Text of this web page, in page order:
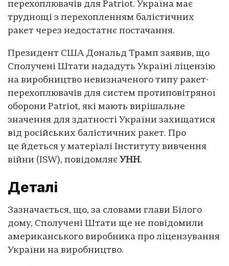
перехоплювачів для Patriot. Україна має
труднощі з перехопленням балістичних
ракет через недостатнє постачання.
Президент США Дональд Трамп заявив, що
Сполучені Штати нададуть Україні ліцензію
на виробництво невизначеного типу ракет-
перехоплювачів для систем протиповітряної
оборони Patriot, які мають вирішальне
значення для здатності України захищатися
від російських балістичних ракет. Про
це йдеться у матеріалі Інституту вивчення
війни (ISW), повідомляє УНН.
Деталі
Зазначається, що, за словами глави Білого
дому, Сполучені Штати ще не повідомили
американського виробника про ліцензування
України на виробництво.